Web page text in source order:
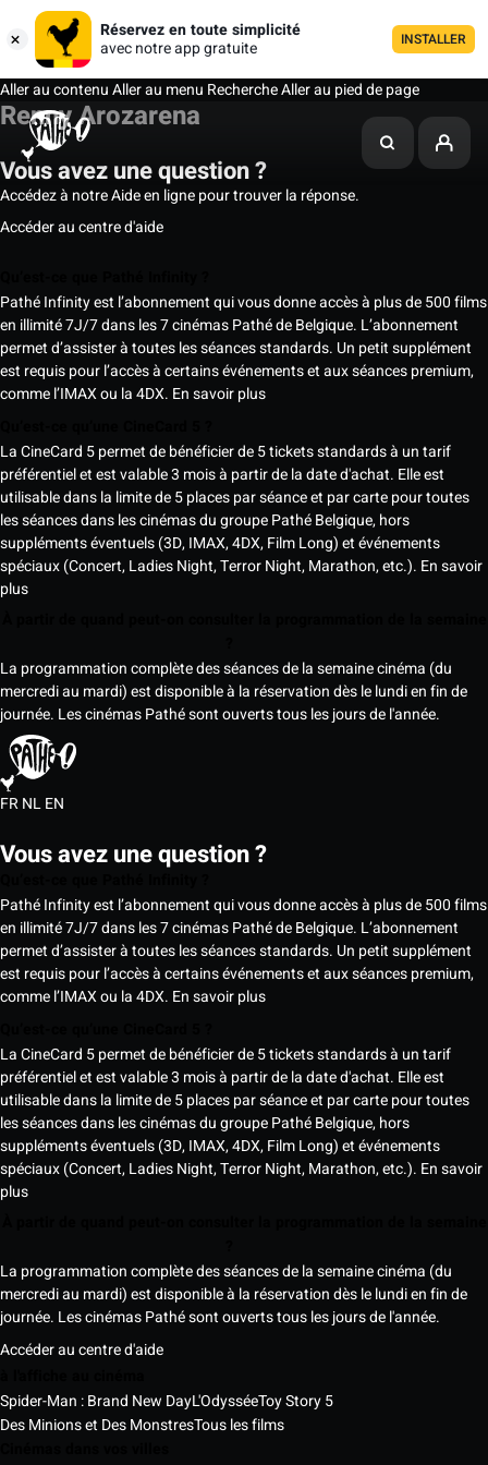
Réservez en toute simplicité
avec notre app gratuite
INSTALLER
Aller au contenuAller au menu RechercheAller au pied de page
Renny Arozarena
Vous avez une question ?
Accédez à notre Aide en ligne pour trouver la réponse.
Accéder au centre d'aide
Pathé Infinity est l’abonnement qui vous donne accès à plus de 500 films
en illimité 7J/7 dans les 7 cinémas Pathé de Belgique. L’abonnement
permet d’assister à toutes les séances standards. Un petit supplément
est requis pour l’accès à certains événements et aux séances premium,
comme l’IMAX ou la 4DX. En savoir plus
La CineCard 5 permet de bénéficier de 5 tickets standards à un tarif
préférentiel et est valable 3 mois à partir de la date d'achat. Elle est
utilisable dans la limite de 5 places par séance et par carte pour toutes
les séances dans les cinémas du groupe Pathé Belgique, hors
suppléments éventuels (3D, IMAX, 4DX, Film Long) et événements
spéciaux (Concert, Ladies Night, Terror Night, Marathon, etc.). En savoir
plus
La programmation complète des séances de la semaine cinéma (du
mercredi au mardi) est disponible à la réservation dès le lundi en fin de
journée. Les cinémas Pathé sont ouverts tous les jours de l'année.
FRNLEN
Vous avez une question ?
Pathé Infinity est l’abonnement qui vous donne accès à plus de 500 films
en illimité 7J/7 dans les 7 cinémas Pathé de Belgique. L’abonnement
permet d’assister à toutes les séances standards. Un petit supplément
est requis pour l’accès à certains événements et aux séances premium,
comme l’IMAX ou la 4DX. En savoir plus
La CineCard 5 permet de bénéficier de 5 tickets standards à un tarif
préférentiel et est valable 3 mois à partir de la date d'achat. Elle est
utilisable dans la limite de 5 places par séance et par carte pour toutes
les séances dans les cinémas du groupe Pathé Belgique, hors
suppléments éventuels (3D, IMAX, 4DX, Film Long) et événements
spéciaux (Concert, Ladies Night, Terror Night, Marathon, etc.). En savoir
plus
La programmation complète des séances de la semaine cinéma (du
mercredi au mardi) est disponible à la réservation dès le lundi en fin de
journée. Les cinémas Pathé sont ouverts tous les jours de l'année.
Accéder au centre d'aide
Spider-Man : Brand New DayL'OdysséeToy Story 5
Des Minions et Des MonstresTous les films